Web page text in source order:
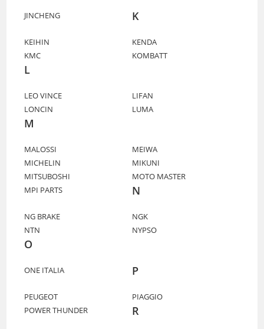
JINCHENG K
KEIHIN
KENDA
KMC
KOMBATT
L
LEO VINCE
LIFAN
LONCIN
LUMA
M
MALOSSI
MEIWA
MICHELIN
MIKUNI
MITSUBOSHI
MOTO MASTER
MPI PARTS
N
NG BRAKE
NGK
NTN
NYPSO
O
ONE ITALIA P
PEUGEOT
PIAGGIO
POWER THUNDER
R